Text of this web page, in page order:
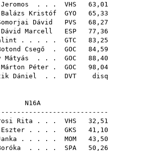
. . . VHS 63,01
Kristóf GYO 65,33
Dávid PVS 68,27
Marcell ESP 77,36
. . . . . GTC 83,25
Csegő . GOC 84,59
Mátyás . . . GOC 88,40
Péter . GOC 98,04
Dániel . . DVT disq
N16A
Rita . . . VHS 32,51
. . . . GKS 41,10
. . . . . MOM 43,50
. . . . SPA 50,26